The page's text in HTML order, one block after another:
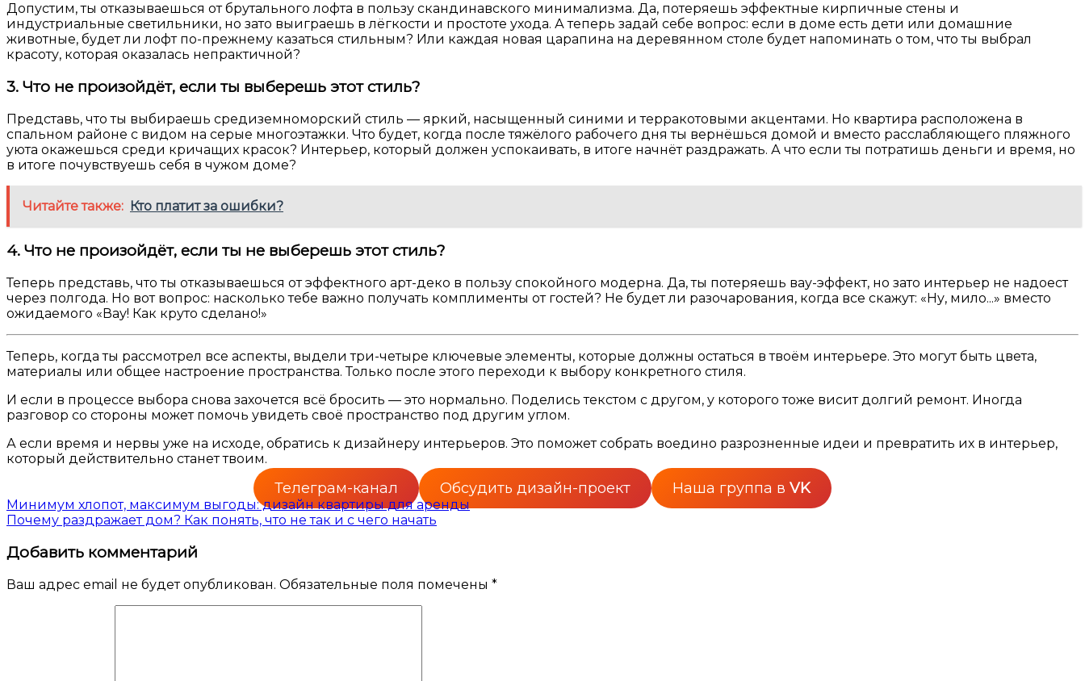
Допустим, ты отказываешься от брутального лофта в пользу скандинавского минимализма. Да, потеряешь эффектные кирпичные стены и
индустриальные светильники, но зато выиграешь в лёгкости и простоте ухода. А теперь задай себе вопрос: если в доме есть дети или домашние
животные, будет ли лофт по-прежнему казаться стильным? Или каждая новая царапина на деревянном столе будет напоминать о том, что ты выбрал
красоту, которая оказалась непрактичной?
3. Что не произойдёт, если ты выберешь этот стиль?
Представь, что ты выбираешь средиземноморский стиль — яркий, насыщенный синими и терракотовыми акцентами. Но квартира расположена в
спальном районе с видом на серые многоэтажки. Что будет, когда после тяжёлого рабочего дня ты вернёшься домой и вместо расслабляющего пляжного
уюта окажешься среди кричащих красок? Интерьер, который должен успокаивать, в итоге начнёт раздражать. А что если ты потратишь деньги и время, но
в итоге почувствуешь себя в чужом доме?
Читайте также: Кто платит за ошибки?
4. Что не произойдёт, если ты не выберешь этот стиль?
Теперь представь, что ты отказываешься от эффектного арт-деко в пользу спокойного модерна. Да, ты потеряешь вау-эффект, но зато интерьер не надоест
через полгода. Но вот вопрос: насколько тебе важно получать комплименты от гостей? Не будет ли разочарования, когда все скажут: «Ну, мило...» вместо
ожидаемого «Вау! Как круто сделано!»
Теперь, когда ты рассмотрел все аспекты, выдели три-четыре ключевые элементы, которые должны остаться в твоём интерьере. Это могут быть цвета,
материалы или общее настроение пространства. Только после этого переходи к выбору конкретного стиля.
И если в процессе выбора снова захочется всё бросить — это нормально. Поделись текстом с другом, у которого тоже висит долгий ремонт. Иногда
разговор со стороны может помочь увидеть своё пространство под другим углом.
А если время и нервы уже на исходе, обратись к дизайнеру интерьеров. Это поможет собрать воедино разрозненные идеи и превратить их в интерьер,
который действительно станет твоим.
Телеграм-канал Обсудить дизайн-проект Наша группа в VK
Навигация
по
записям
Минимум хлопот, максимум выгоды: дизайн квартиры для аренды
Почему раздражает дом? Как понять, что не так и с чего начать
Добавить комментарий
Ваш адрес email не будет опубликован. Обязательные поля помечены *